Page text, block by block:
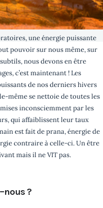
une énergie puissante
pouvoir sur nous même, sur
nous devons en être
c’est maintenant ! Les
de nos derniers hivers
même se nettoie de toutes les
inconsciemment par les
qui affaiblissent leur taux
est fait de prana, énergie de
contraire à celle-ci. Un être
mais il ne VIT pas.
?